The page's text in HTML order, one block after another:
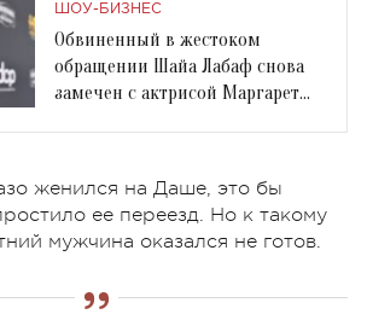
ШОУ-БИЗНЕС
Обвиненный в жестоком
обращении Шайа Лабаф снова
замечен с актрисой Маргарет
женился на Даше, это бы
ее переезд. Но к такому
мужчина оказался не готов.